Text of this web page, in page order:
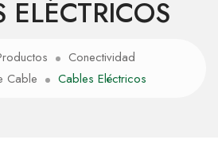
ELÉCTRICOS
Conectividad
Cable
Cables Eléctricos